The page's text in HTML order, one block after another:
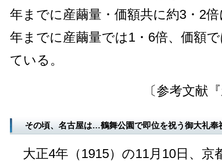
年までに産繭量・価額共に約3・2
年までに産繭量では1・6倍、価額
ている。
〔参考文献
その頃、名古屋は…鶴舞公園で即位を祝う御大礼奉
大正4年（1915）の11月10日、京